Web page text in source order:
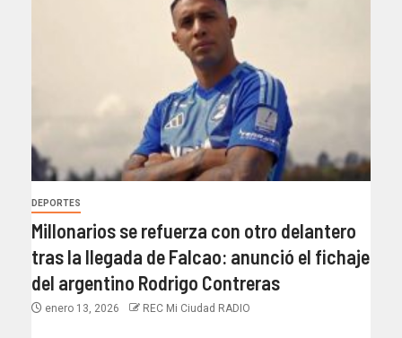
DEPORTES
Millonarios se refuerza con otro delantero
tras la llegada de Falcao: anunció el fichaje
del argentino Rodrigo Contreras
enero 13, 2026 REC Mi Ciudad RADIO